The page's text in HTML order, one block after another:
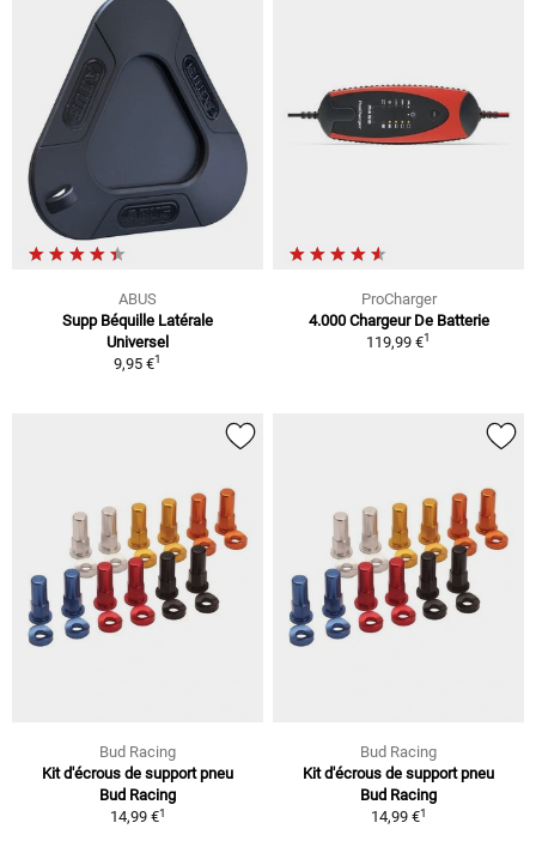
ABUS
Supp Béquille Latérale
Universel
9,95 €1
ProCharger
4.000 Chargeur De Batterie
119,99 €1
Bud Racing
Kit d'écrous de support pneu
Bud Racing
14,99 €1
Bud Racing
Kit d'écrous de support pneu
Bud Racing
14,99 €1